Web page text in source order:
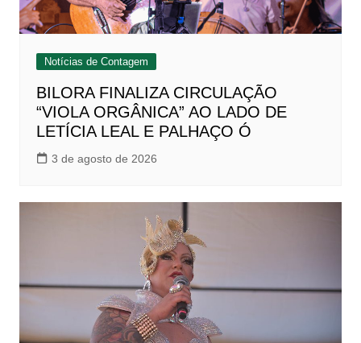
Notícias de Contagem
BILORA FINALIZA CIRCULAÇÃO
“VIOLA ORGÂNICA” AO LADO DE
LETÍCIA LEAL E PALHAÇO Ó
3 de agosto de 2026